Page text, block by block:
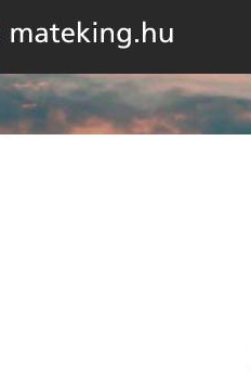
to navigation
attól,
álljon és